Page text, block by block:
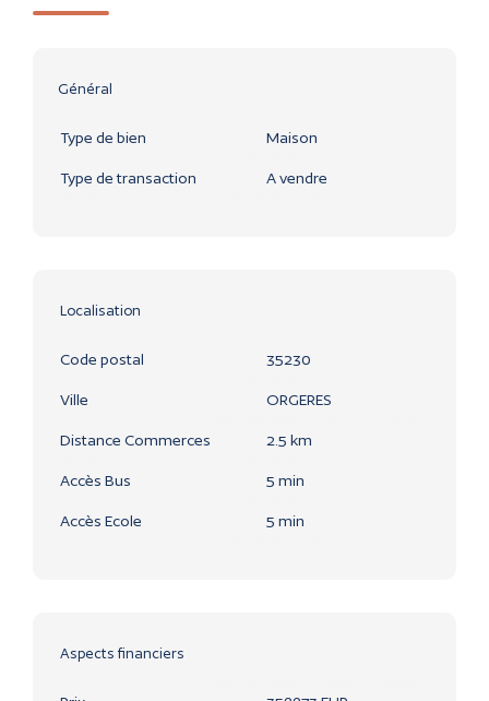
Général
Type de bien Maison
Type de transaction A vendre
Localisation
Code postal 35230
Ville ORGERES
Distance Commerces 2.5 km
Accès Bus 5 min
Accès Ecole 5 min
Aspects financiers